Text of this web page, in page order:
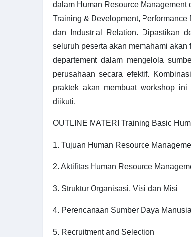
dalam Human Resource
Training & Development,
dan Industrial Relation. Dipastikan
seluruh peserta akan memahami
departement dalam mengelola
perusahaan secara efektif.
praktek akan membuat workshop
diikuti.
OUTLINE MATERI Training Basic
1. Tujuan Human Resource
2. Aktifitas Human Resource
3. Struktur Organisasi, Visi dan Misi
4. Perencanaan Sumber Daya Manusia
5. Recruitment and Selection